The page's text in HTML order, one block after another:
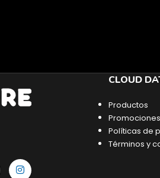
CLOUD
Productos
Promociones
Políticas de
Términos y